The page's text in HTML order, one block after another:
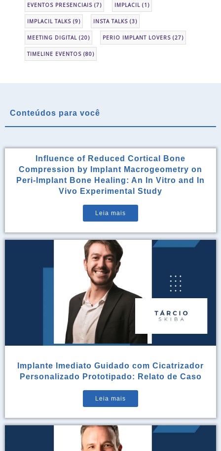
EVENTOS PRESENCIAIS (7) IMPLACIL (1)
IMPLACIL TALKS (9) INSTA TALKS (3)
MEETING DIGITAL (20) PERIO IMPLANT LOVERS (27)
TIMELINE EVENTOS (80)
Conteúdos para você
Influence of Reduced Cortical Bone
Compression by Implant Macrogeometry on
Peri-Implant Bone Healing: An In Vitro and In
Vivo Experimental Study
Leia mais
Implante Imediato Guidado com Cicatrizador
Personalizado Prototipado: Relato de Caso
Leia mais